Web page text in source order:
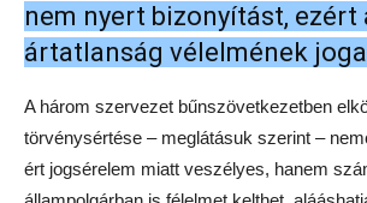
nem nyert bizonyítást, ezért
ártatlanság vélelmének
A három szervezet bűnszövetkezetben
törvénysértése – meglátásuk szerint –
ért jogsérelem miatt veszélyes, hanem